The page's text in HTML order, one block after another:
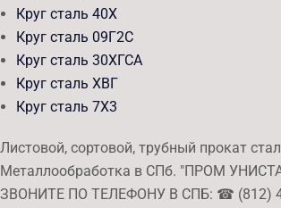
Круг сталь 40Х
Круг сталь 09Г2С
Круг сталь 30ХГСА
Круг сталь ХВГ
Круг сталь 7Х3
Листовой, сортовой, трубный прокат
Металлообработка в СПб. "ПРОМ
ЗВОНИТЕ ПО ТЕЛЕФОНУ В СПБ: ☎ (812)